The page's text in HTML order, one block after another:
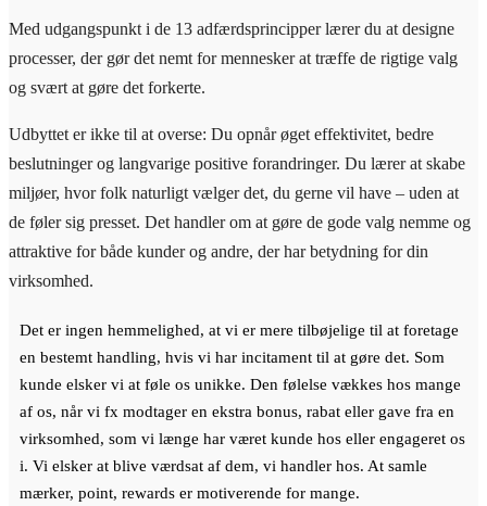
Med udgangspunkt i de 13 adfærdsprincipper lærer du at designe
processer, der gør det nemt for mennesker at træffe de rigtige valg
og svært at gøre det forkerte.
Udbyttet er ikke til at overse: Du opnår øget effektivitet, bedre
beslutninger og langvarige positive forandringer. Du lærer at skabe
miljøer, hvor folk naturligt vælger det, du gerne vil have – uden at
de føler sig presset. Det handler om at gøre de gode valg nemme og
attraktive for både kunder og andre, der har betydning for din
virksomhed.
Det er ingen hemmelighed, at vi er mere tilbøjelige til at foretage
en bestemt handling, hvis vi har incitament til at gøre det. Som
kunde elsker vi at føle os unikke. Den følelse vækkes hos mange
af os, når vi fx modtager en ekstra bonus, rabat eller gave fra en
virksomhed, som vi længe har været kunde hos eller engageret os
i. Vi elsker at blive værdsat af dem, vi handler hos. At samle
mærker, point, rewards er motiverende for mange.